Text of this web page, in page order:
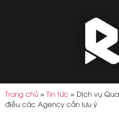
Trang chủ » Tin tức » Dịch vụ
điều các Agency cần lưu ý